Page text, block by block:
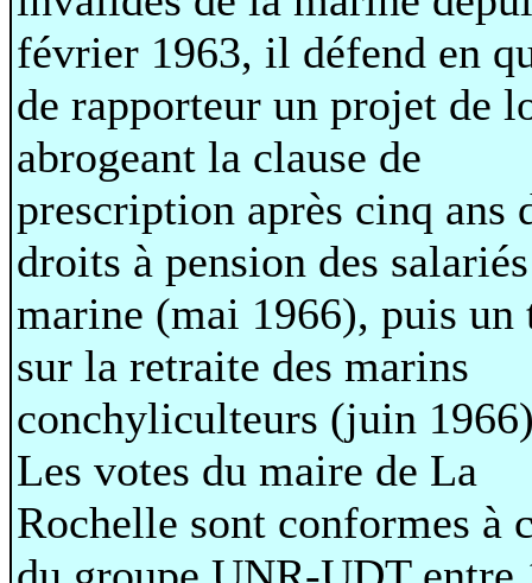
février 1963, il défend en
de rapporteur un projet de
abrogeant la clause de
prescription après cinq ans
droits à pension des
marine (mai 1966), puis un
sur la retraite des marins
conchyliculteurs (juin
Les votes du maire de La
Rochelle sont conformes à